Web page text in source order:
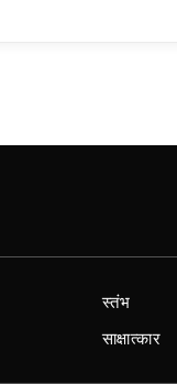
स्तंभ
साक्षात्कार